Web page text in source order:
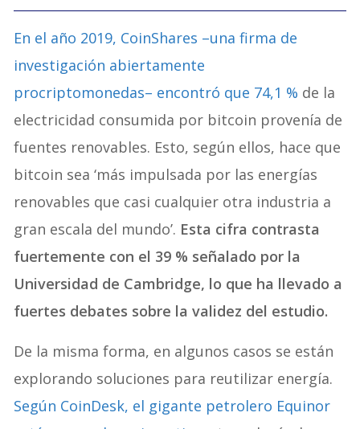
En el año 2019, CoinShares –una firma de
investigación abiertamente
procriptomonedas– encontró que 74,1 % de la
electricidad consumida por bitcoin provenía de
fuentes renovables. Esto, según ellos, hace que
bitcoin sea ‘más impulsada por las energías
renovables que casi cualquier otra industria a
gran escala del mundo’. Esta cifra contrasta
fuertemente con el 39 % señalado por la
Universidad de Cambridge, lo que ha llevado a
fuertes debates sobre la validez del estudio.
De la misma forma, en algunos casos se están
explorando soluciones para reutilizar energía.
Según CoinDesk, el gigante petrolero Equinor